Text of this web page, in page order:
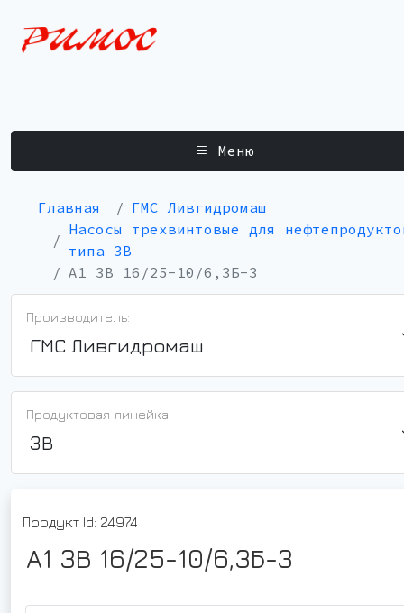
Меню
Главная
ГМС Ливгидромаш
Насосы трехвинтовые для
типа 3В
А1 3В 16/25-10/6,3Б-3
Производитель:
ГМС Ливгидромаш
Продуктовая линейка:
3В
Продукт Id: 24974
А1 3В 16/25-10/6,3Б-3